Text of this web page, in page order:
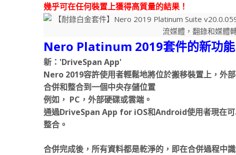
幾乎可在任何裝置上獲得高質量的結果！
Nero Platinum 2019套件的新功能
新：'DriveSpan App'
Nero 2019容許使用者輕鬆地將位於搬移裝置上，外
合併和整合到一個中央存儲位置
例如， PC，外部硬碟或雲端。
通過DriveSpan App for iOS和Android使用者現在可
整合。
合併完成後，所有資料都是乾淨的，即在合併過程中